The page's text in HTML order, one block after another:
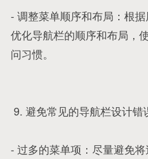
- 调整菜单顺序和布局：根
优化导航栏的顺序和布局，
问习惯。
9. 避免常见的导航栏设计错
- 过多的菜单项：尽量避免